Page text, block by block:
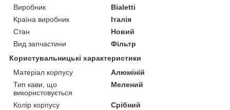
Виробник
Bialetti
Країна виробник
Італія
Стан
Новий
Вид запчастини
Фільтр
Користувальницькі характеристики
Матеріал корпусу
Алюміній
Тип кави, що
використовується
Мелений
Колір корпусу Срібний